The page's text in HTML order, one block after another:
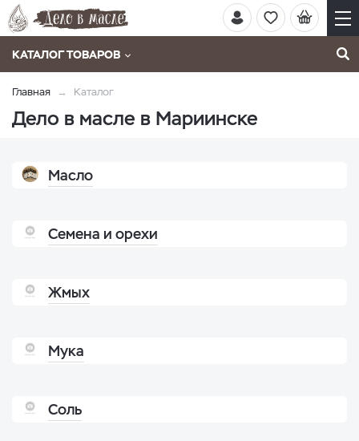
КАТАЛОГ ТОВАРОВ
Главная Каталог
Дело в масле в Мариинске
Масло
Семена и орехи
Жмых
Мука
Соль